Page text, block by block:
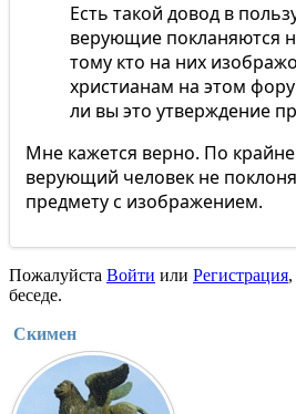
Есть такой довод в
верующие покланяются
тому кто на них
христианам на этом
ли вы это утверждение
Мне кажется верно. По
верующий человек не
предмету с изображением.
Пожалуйста Войти или Регистрация
беседе.
Скимен